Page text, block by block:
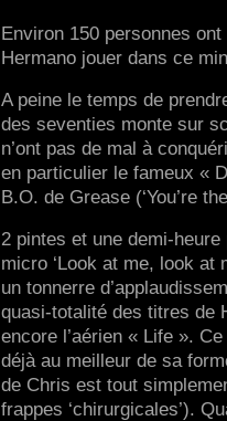
Environ 150 personnes
Hermano jouer dans ce
A peine le temps de
des seventies monte sur
n’ont pas de mal à
en particulier le fameux «
B.O. de Grease (‘You’re
2 pintes et une demi-
micro ‘Look at me, look at
un tonnerre
quasi-totalité des titres de
encore l’aérien « Life ».
déjà au meilleur de sa
de Chris est tout
frappes ‘chirurgicales’).